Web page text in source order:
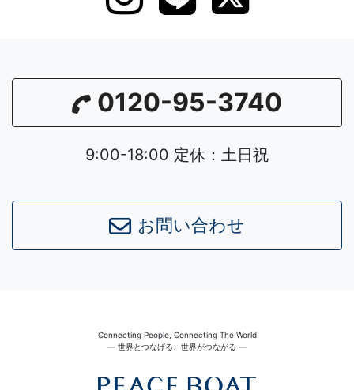
0120-95-3740
9:00-18:00 定休：土日祝
お問い合わせ
Connecting People, Connecting The World
― 世界とつなげる、世界がつながる ―